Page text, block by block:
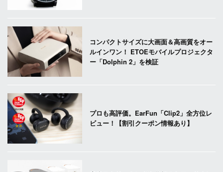
コンパクトサイズに大画面＆高画質をオー
ルインワン！ ETOEモバイルプロジェクタ
ー「Dolphin 2」を検証
プロも高評価。EarFun「Clip2」全方位レ
ビュー！【割引クーポン情報あり】